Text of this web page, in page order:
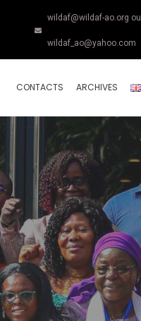
wildaf@wildaf-ao.org ou
wildaf_ao@yahoo.com
CONTACTS ARCHIVES